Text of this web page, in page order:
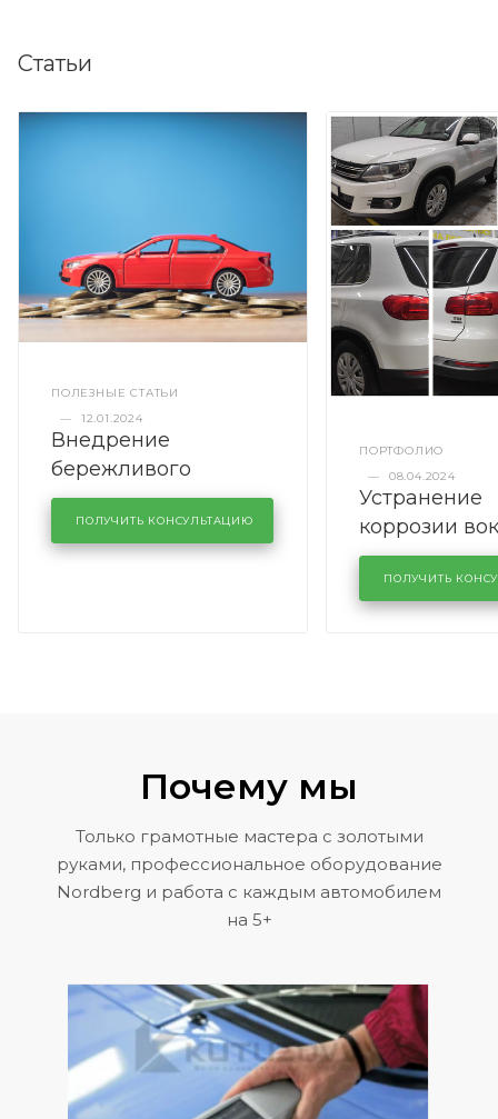
Статьи
ПОЛЕЗНЫЕ СТАТЬИ
—
12.01.2024
Внедрение
бережливого
производства в
кузовном сервисе
KUTUZOVV
ПОЛУЧИТЬ КОНСУЛЬТАЦИЮ
ПОРТФОЛИО
—
08.04.2024
Устранение
коррозии
лобового
районе
Volkswagen
ПОЛУЧИТЬ
Почему мы
Только грамотные мастера с золотыми
руками, профессиональное оборудование
Nordberg и работа с каждым автомобилем
на 5+